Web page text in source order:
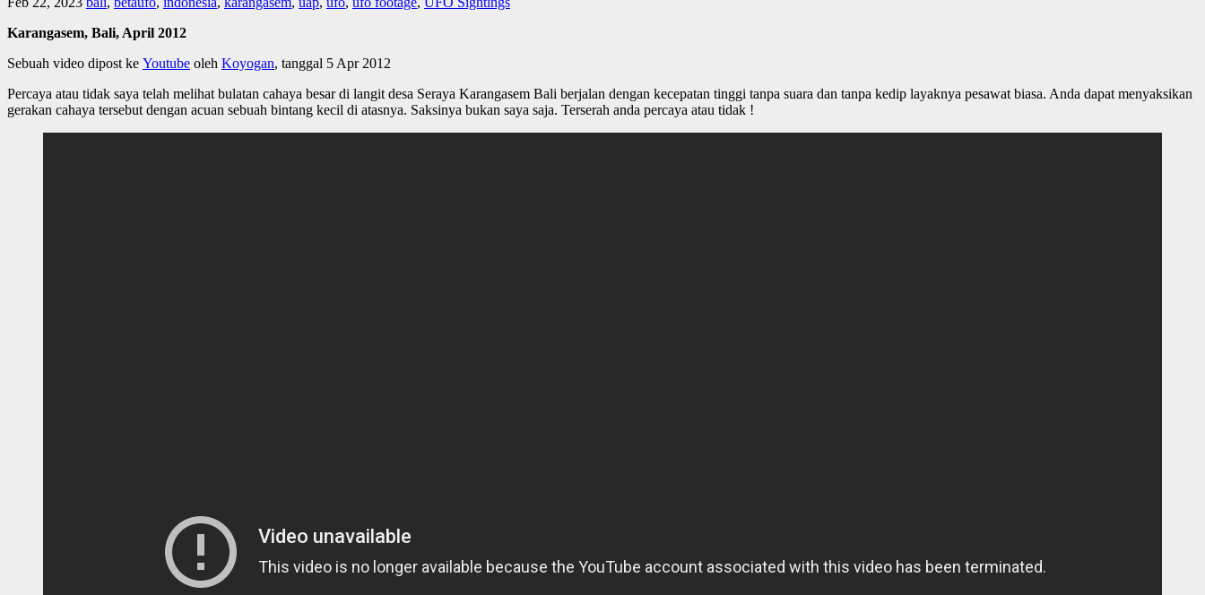
Karangasem, Bali, April 2012
Sebuah video dipost ke Youtube oleh Koyogan, tanggal 5 Apr 2012
Percaya atau tidak saya telah melihat bulatan cahaya besar di langit desa Seraya Karangasem Bali berjalan dengan kecepatan tinggi tanpa suara dan tanpa kedip layaknya pesawat biasa. Anda dapat menyaksikan
gerakan cahaya tersebut dengan acuan sebuah bintang kecil di atasnya. Saksinya bukan saya saja. Terserah anda percaya atau tidak !